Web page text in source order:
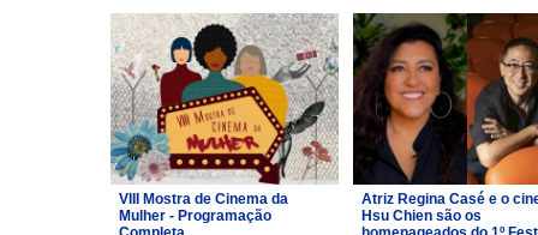
VIII Mostra de Cinema da
Mulher - Programação
Atriz Regina Casé e o
Hsu Chien são os